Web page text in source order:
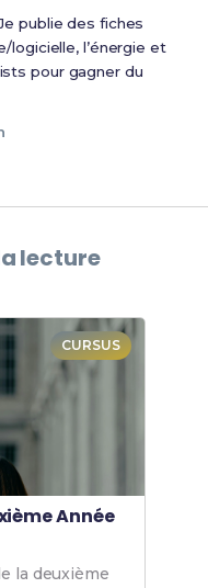
publie des fiches
logicielle, l’énergie et
pour gagner du
lecture
CURSUS
Année
la deuxième